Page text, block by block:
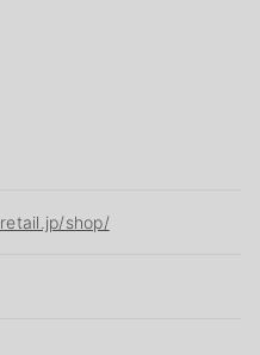
shop/